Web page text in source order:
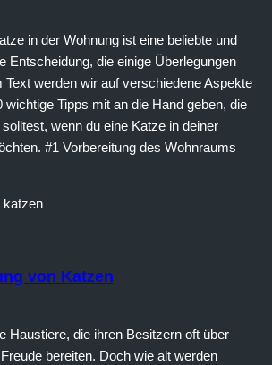
in der Wohnung ist eine beliebte und
Entscheidung, die einige Überlegungen
Text werden wir auf verschiedene Aspekte
wichtige Tipps mit an die Hand geben, die
wenn du eine Katze in deiner
#1 Vorbereitung des Wohnraums
von Katzen
Haustiere, die ihren Besitzern oft über
bereiten. Doch wie alt werden